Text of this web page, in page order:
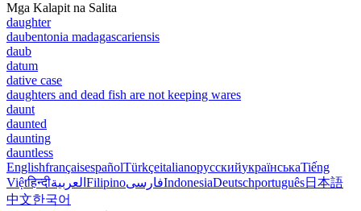
Mga Kalapit na Salita
daughter
daubentonia madagascariensis
daub
datum
dative case
daughters and dead fish are not keeping wares
daunt
daunted
daunting
dauntless
EnglishfrançaisespañolTürkçeitalianoрусскийукраїнськаTiếng
Việtहिन्दीالعربية FilipinoفارسیIndonesiaDeutschportuguês日本語
中文한국어